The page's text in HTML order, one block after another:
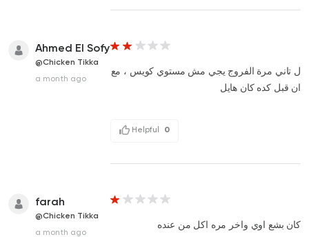
Ahmed El Sofy
@Chicken Tikka
a month ago
ل تاني مرة الفروج يجي مش مستوي كويس ، مع
ان قبل كده كان هايل
Helpful 0
farah
@Chicken Tikka
a month ago
كان بشع اوي واخر مره اكل من عنده